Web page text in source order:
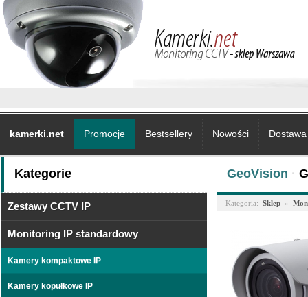
kamerki.net Promocje Bestsellery Nowości
Kategorie
Zestawy CCTV IP
Monitoring IP standardowy
Kamery kompaktowe IP
Kamery kopułkowe IP
GeoVision ·
Kategoria: Sklep »